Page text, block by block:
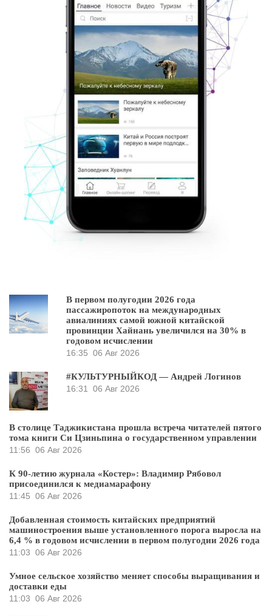
В первом полугодии 2026 года
пассажиропоток на международных
авиалиниях самой южной китайской
провинции Хайнань увеличился на 30% в
годовом исчислении
16:35 06 Авг 2026
#КУЛЬТУРНЫЙКОД — Андрей Логинов
16:31
06 Авг 2026
В столице Таджикистана прошла встреча читателей пятого
тома книги Си Цзиньпина о государственном управлении
11:56 06 Авг 2026
К 90-летию журнала «Костер»: Владимир Рябовол
присоединился к медиамарафону
11:45 06 Авг 2026
Добавленная стоимость китайских предприятий
машиностроения выше установленного порога выросла на
6,4 % в годовом исчислении в первом полугодии 2026 года
11:03 06 Авг 2026
Умное сельское хозяйство меняет способы выращивания и
доставки еды
11:03 06 Авг 2026